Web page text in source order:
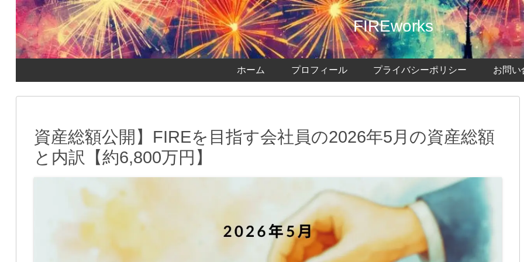
FIREworks
ホーム プロフィール プライバシーポリシー お問い
資産総額公開】FIREを目指す会社員の2026年5月の資産総額
と内訳【約6,800万円】